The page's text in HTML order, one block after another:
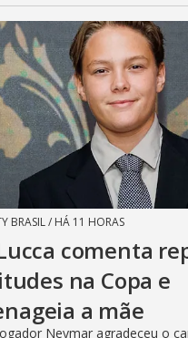
BRASIL/ HÁ 11 HORAS
comenta
na Copa e
a mãe
Neymar agradeceu o